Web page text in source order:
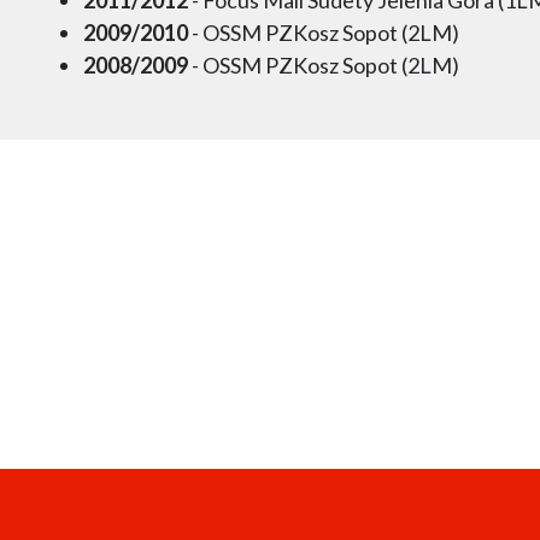
2009/2010- OSSM PZKosz Sopot (2LM)
2008/2009- OSSM PZKosz Sopot (2LM)